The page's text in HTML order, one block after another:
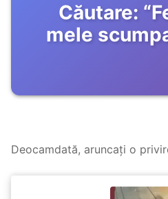
Căutare: “
mele
Deocamdată, aruncați o